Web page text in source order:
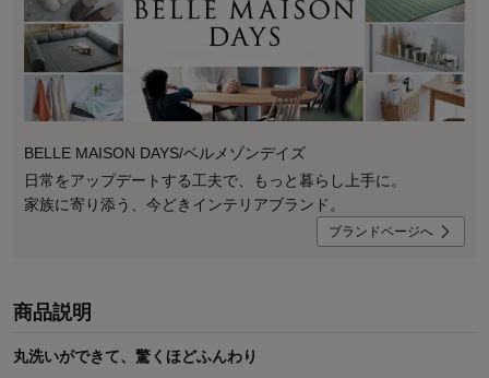
BELLE MAISON DAYS/ベルメゾンデイズ
日常をアップデートする工夫で、もっと暮らし上手に。
家族に寄り添う、今どきインテリアブランド。
ブランドページへ
商品説明
丸洗いができて、驚くほどふんわり